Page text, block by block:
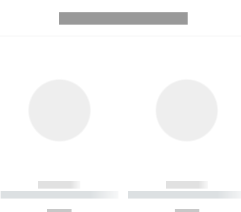
------------
----------- ----------- ----------
------------
----------- ----------- ----------